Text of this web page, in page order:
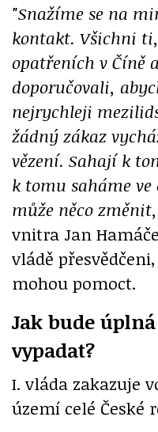
"Snažíme se na
kontakt. Všichni
opatřeních v Číně
doporučovali,
nejrychleji
žádný zákaz
vězení. Sahají k
k tomu saháme
může něco
vnitra Jan
vládě
mohou pomoct.
Jak bude
vypadat?
I. vláda zakazuje
území celé České